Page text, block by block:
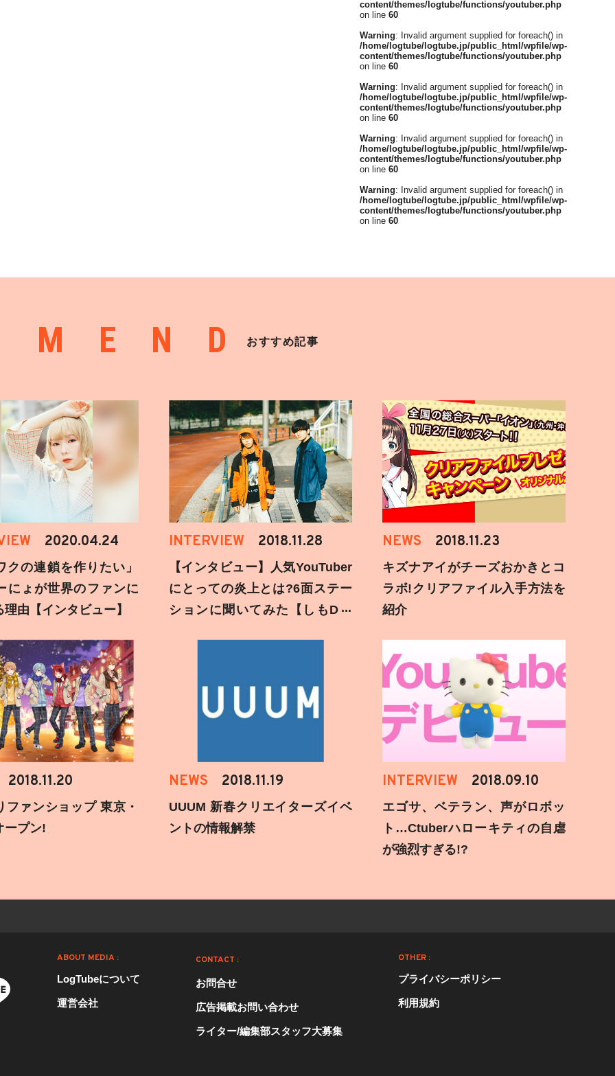
content/themes/logtube/functions/youtuber.php
on line 60
Warning: Invalid argument supplied for foreach() in
/home/logtube/logtube.jp/public_html/wpfile/wp-
content/themes/logtube/functions/youtuber.php
on line 60
Warning: Invalid argument supplied for foreach() in
/home/logtube/logtube.jp/public_html/wpfile/wp-
content/themes/logtube/functions/youtuber.php
on line 60
Warning: Invalid argument supplied for foreach() in
/home/logtube/logtube.jp/public_html/wpfile/wp-
content/themes/logtube/functions/youtuber.php
on line 60
Warning: Invalid argument supplied for foreach() in
/home/logtube/logtube.jp/public_html/wpfile/wp-
content/themes/logtube/functions/youtuber.php
on line 60
おすすめ記事
2020.04.24
クの連鎖を作りたい」
にょが世界のファンに
由【インタビュー】
INTERVIEW 2018.11.28
【インタビュー】人気YouTuber
にとっての炎上とは?6面ステー
ションに聞いてみた【しもD遅
NEWS 2018.11.23
キズナアイがチーズおかきとコ
ラボ!クリアファイル入手方法を
紹介
2018.11.20
ファンショップ 東京・
ープン!
NEWS 2018.11.19
UUUM 新春クリエイターズイベ
ントの情報解禁
INTERVIEW 2018.09.10
エゴサ、ベテラン、声がロボッ
ト…Ctuberハローキティの自虐
が強烈すぎる!?
ABOUT MEDIA :
LogTubeについて
運営会社
CONTACT :
お問合せ
広告掲載お問い合わせ
ライター/編集部スタッフ大募集
OTHER :
プライバシーポリシー
利用規約